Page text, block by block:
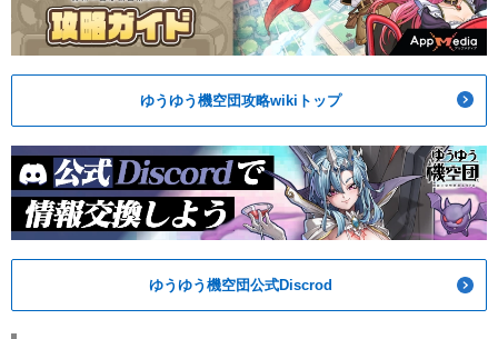
ゆうゆう機空団攻略wikiトップ
ゆうゆう機空団公式Discrod